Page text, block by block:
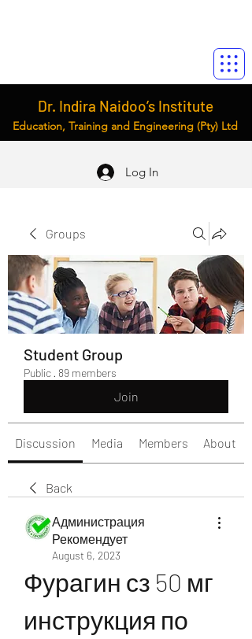
Dr. Indira Naidoo’s Institute
Education, Training and Engineering (Pty) Ltd
Log In
Groups
Student Group
Public · 89 members
Join
Discussion Media Members About
Back
Администрация
Рекомендует
August 6, 2023
Фурагин сз 50 мг
инструкция по